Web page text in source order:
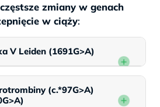
zmiany w genach
w ciąży:
V Leiden (1691G>A)
(c.*97G>A)